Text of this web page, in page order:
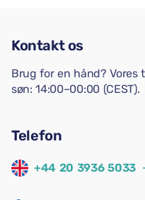
Kontakt os
Brug for en hånd? Vores
søn: 14:00–00:00 (CEST).
Telefon
+44 20 3936 5033